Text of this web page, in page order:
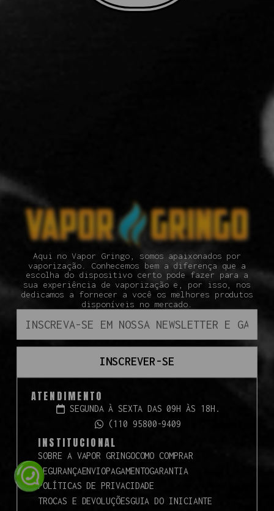
Aqui no Vapor Gringo, somos apaixonados por
vaporização. Conhecemos bem a diferença que a
escolha do dispositivo certo pode fazer para a
sua experiência de vaporização e, por isso, nos
dedicamos a fornecer a você os melhores produtos
disponíveis no mercado.
INSCREVER-SE
ATENDIMENTO
SEGUNDA À SEXTA DAS 09H ÀS 18H.
(110 95800-9409
INSTITUCIONAL
SOBRE A VAPOR GRINGOCOMO COMPRAR
SEGURANÇAENVIOPAGAMENTOGARANTIA
POLÍTICAS DE PRIVACIDADE
TROCAS E DEVOLUÇÕESGUIA DO INICIANTE